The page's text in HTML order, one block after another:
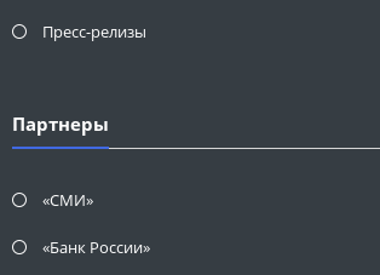
Пресс-релизы
Партнеры
«СМИ»
«Банк России»